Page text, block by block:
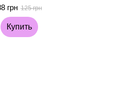
грн 125 грн
Купить